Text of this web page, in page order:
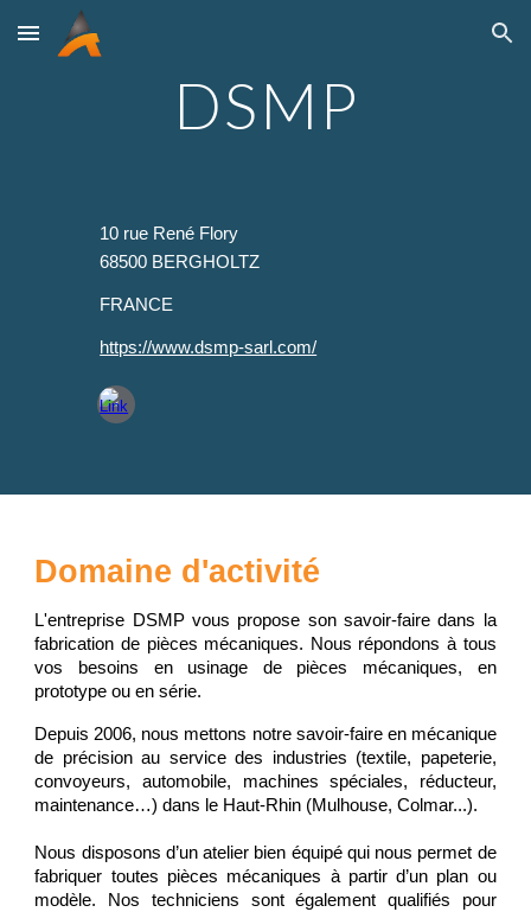
Skip to main content Skip to navigation
DSMP
10 rue René Flory
68500 BERGHOLTZ
FRANCE
https://www.dsmp-sarl.com/
Domaine d'activité
L'entreprise DSMP vous propose son savoir-faire dans la
fabrication de pièces mécaniques. Nous répondons à tous
vos besoins en usinage de pièces mécaniques, en
prototype ou en série.
Depuis 2006, nous mettons notre savoir-faire en mécanique
de précision au service des industries (textile, papeterie,
convoyeurs, automobile, machines spéciales, réducteur,
maintenance…) dans le Haut-Rhin (Mulhouse, Colmar...).
Nous disposons d’un atelier bien équipé qui nous permet de
fabriquer toutes pièces mécaniques à partir d’un plan ou
modèle. Nos techniciens sont également qualifiés pour